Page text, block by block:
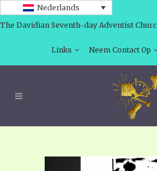
Nederlands
The Davidian Seventh-day Adventist
Links Neem Contact Op